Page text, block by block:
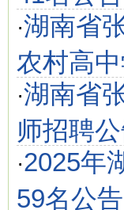
·湖南省
农村高
·湖南省
师招聘
·2025年
59名公告